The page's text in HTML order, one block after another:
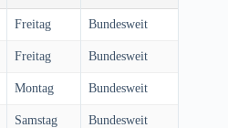
Freitag Bundesweit
Freitag Bundesweit
Montag Bundesweit
Samstag Bundesweit